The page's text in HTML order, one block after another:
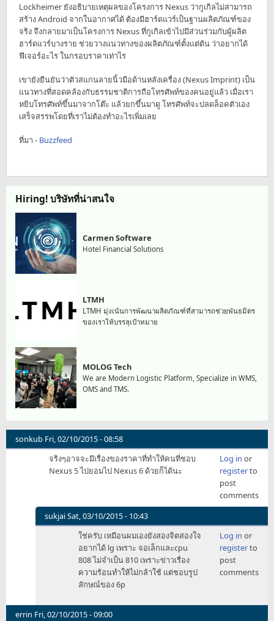
Lockheimer ยังอธิบายเหตุผลของโครงการ Nexus ว่ากูเกิลไม่สามารถ
สร้าง Android จากในอากาศได้ ต้องมีฮาร์ดแวร์เป็นฐานผลิตภัณฑ์ของ
จริง จึงกลายมาเป็นโครงการ Nexus ที่กูเกิลเข้าไปมีส่วนร่วมกับผู้ผลิต
ฮาร์ดแวร์บางราย ช่วยวางแนวทางของผลิตภัณฑ์ตั้งแต่ต้น ว่าอยากได้
ฟีเจอร์อะไร ในกรอบราคาเท่าไร
เขายังยืนยันว่าตัวสแกนลายนิ้วมือด้านหลังเครื่อง (Nexus Imprint) เป็น
แนวทางที่สอดคล้องกับธรรมชาติการถือโทรศัพท์ของคนอยู่แล้ว เมื่อเรา
หยิบโทรศัพท์ขึ้นมาจากโต๊ะ แล้วยกขึ้นมาดู โทรศัพท์จะปลดล็อคตัวเอง
เสร็จสรรพโดยที่เราไม่ต้องทำอะไรเพิ่มเลย
ที่มา - Buzzfeed
Hiring! บริษัทที่น่าสนใจ
Carmen Software
Hotel Financial Solutions
LTMH
LTMH มุ่งเน้นการพัฒนาผลิตภัณฑ์ที่สามารถช่วยพันธมิตร
ของเราให้บรรลุเป้าหมาย
MOLOG Tech
We are Modern Logistic Platform, Specialize in WMS,
OMS and TMS.
sonkub Fri, 02/10/2015 - 08:58
จริงๆอาจจะมีเรื่องของราคาที่ทำให้คนที่ชอบ
Nexus 5 ไปยอมไป Nexus 6 ด้วยก็ได้นะ
Log in or
registerto
post
comments
sukjaiSat, 03/10/2015 - 10:43
In
เรื่อง
ใช่ครับ เหมือนผมเองยังสองจิตสองใจ
อยากได้ lg เพราะ จอเล็กและcpu
808 ไม่จำเป็น 810 เพราะข่าวเรื่อง
ความร้อนทำให้ไม่กล้าใช้ แต่ชอบรูป
ลักษณ์ของ 6p
Log in or
registerto
post
comments
errin Fri, 02/10/2015 - 09:00